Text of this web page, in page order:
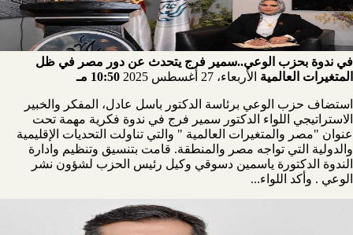
في ندوة بحزب الوعي..سمير فرج يتحدث عن دور مصر في ظل
المتغيرات العالمية الأربعاء، 27 أغسطس 2025 10:50 مـ
استضاف حزب الوعي برئاسة الدكتور باسل عادل، المفكر والخبير
الاستراتيجي اللواء الدكتور سمير فرج في ندوة فكرية مهمة تحت
عنوان "مصر والمتغيرات العالمية " والتي تناولت التحديات الإقليمية
والدولية التي تواجه مصر والمنطقة. قامت بتنسيق وتنظيم وادارة
الندوة الدكتورة ياسمين دسوقي وكيل رئيس الحزب لشؤون نشر
الوعي . وأكد اللواء...